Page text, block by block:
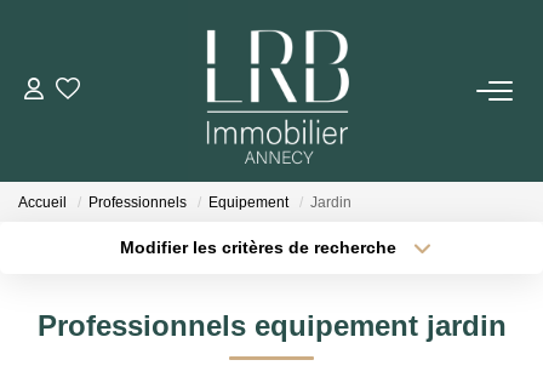
ACHETER
Votre Recherche
Biens Vendus
Accueil Professionnels Equipement Jardin
Modifier les critères de recherche
Type de bien
Surface min
Professionnels equipement jardin